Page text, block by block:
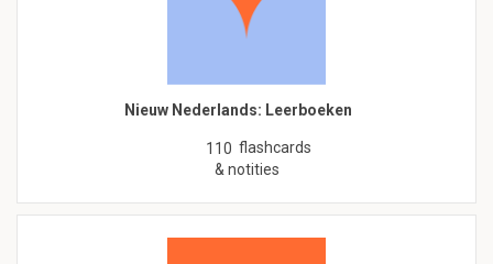
Nieuw Nederlands: Leerboeken
110 flashcards
& notities